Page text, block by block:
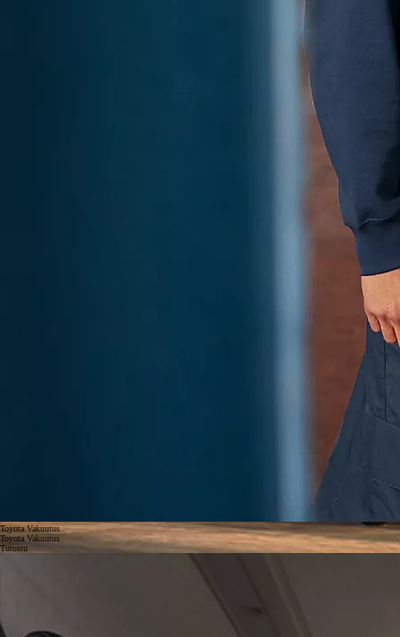
KINTO One Huoltoleasingilla saat autot yrityksesi käyttöön kattavalla ja huolettomalla sopimuksella.
Jokaisessa sopimuksessa on läpinäkyvä taulukkohinnoittelu, jonka ansiosta muuttuva auton käyttötarve ei
Toyota Vakuutus
Toyota Vakuutus
Tutustu